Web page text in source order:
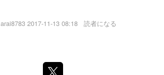
arai8783 2017-11-13 08:18 読者になる